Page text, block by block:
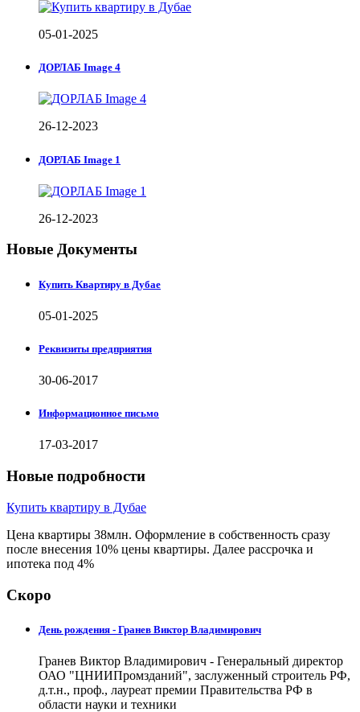
05-01-2025
ДОРЛАБ Image 4
26-12-2023
ДОРЛАБ Image 1
26-12-2023
Новые Документы
Купить Квартиру в Дубае
05-01-2025
Реквизиты предприятия
30-06-2017
Информационное письмо
17-03-2017
Новые подробности
Купить квартиру в Дубае
Цена квартиры 38млн. Оформление в собственность сразу
после внесения 10% цены квартиры. Далее рассрочка и
ипотека под 4%
Скоро
День рождения - Гранев Виктор Владимирович
Гранев Виктор Владимирович - Генеральный директор
ОАО "ЦНИИПромзданий", заслуженный строитель РФ,
д.т.н., проф., лауреат премии Правительства РФ в
области науки и техники